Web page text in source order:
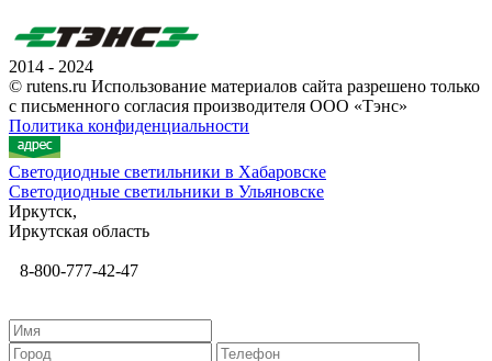
2014 - 2024
© rutens.ru Использование материалов сайта разрешено только
с письменного согласия производителя ООО «Тэнс»
Политика конфиденциальности
Светодиодные светильники в Хабаровске
Светодиодные светильники в Ульяновске
Иркутск,
Иркутская область
8-800-777-42-47